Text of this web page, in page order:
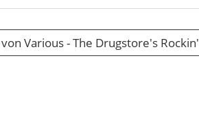
Various - The Drugstore's Rockin'